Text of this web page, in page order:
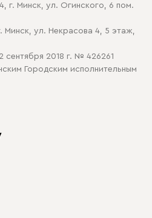
cookie
г. Минск, ул. Огинского, 6 пом.
Минск, ул. Некрасова 4, 5 этаж,
сентября 2018 г. № 426261
Городским исполнительным